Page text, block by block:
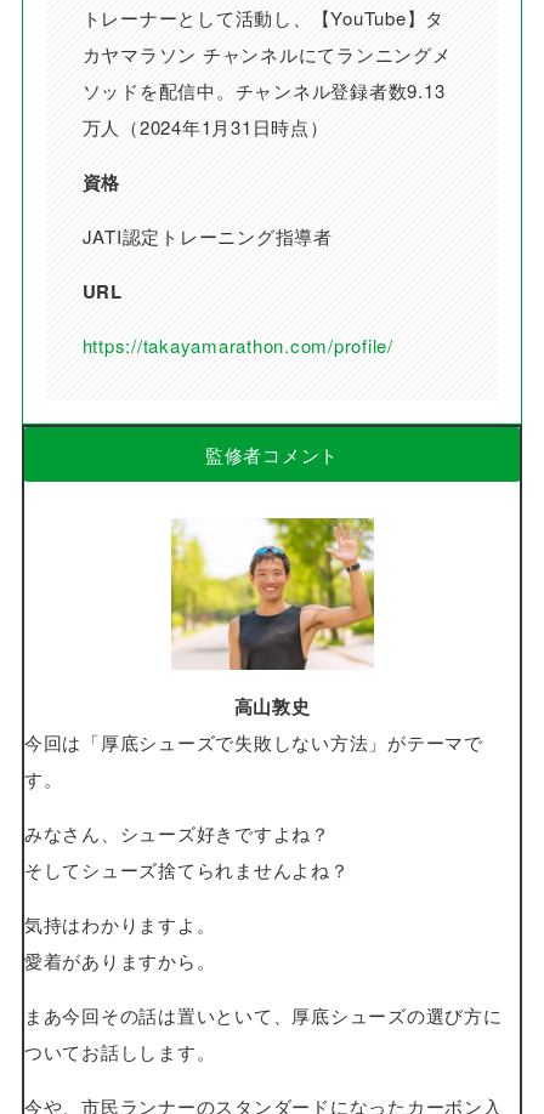
トレーナーとして活動し、【YouTube】タ
カヤマラソン チャンネルにてランニングメ
ソッドを配信中。チャンネル登録者数9.13
万人（2024年1月31日時点）
資格
JATI認定トレーニング指導者
URL
https://takayamarathon.com/profile/
監修者コメント
高山敦史
今回は「厚底シューズで失敗しない方法」がテーマで
す。
みなさん、シューズ好きですよね？
そしてシューズ捨てられませんよね？
気持はわかりますよ。
愛着がありますから。
まあ今回その話は置いといて、厚底シューズの選び方に
ついてお話しします。
今や、市民ランナーのスタンダードになったカーボン入